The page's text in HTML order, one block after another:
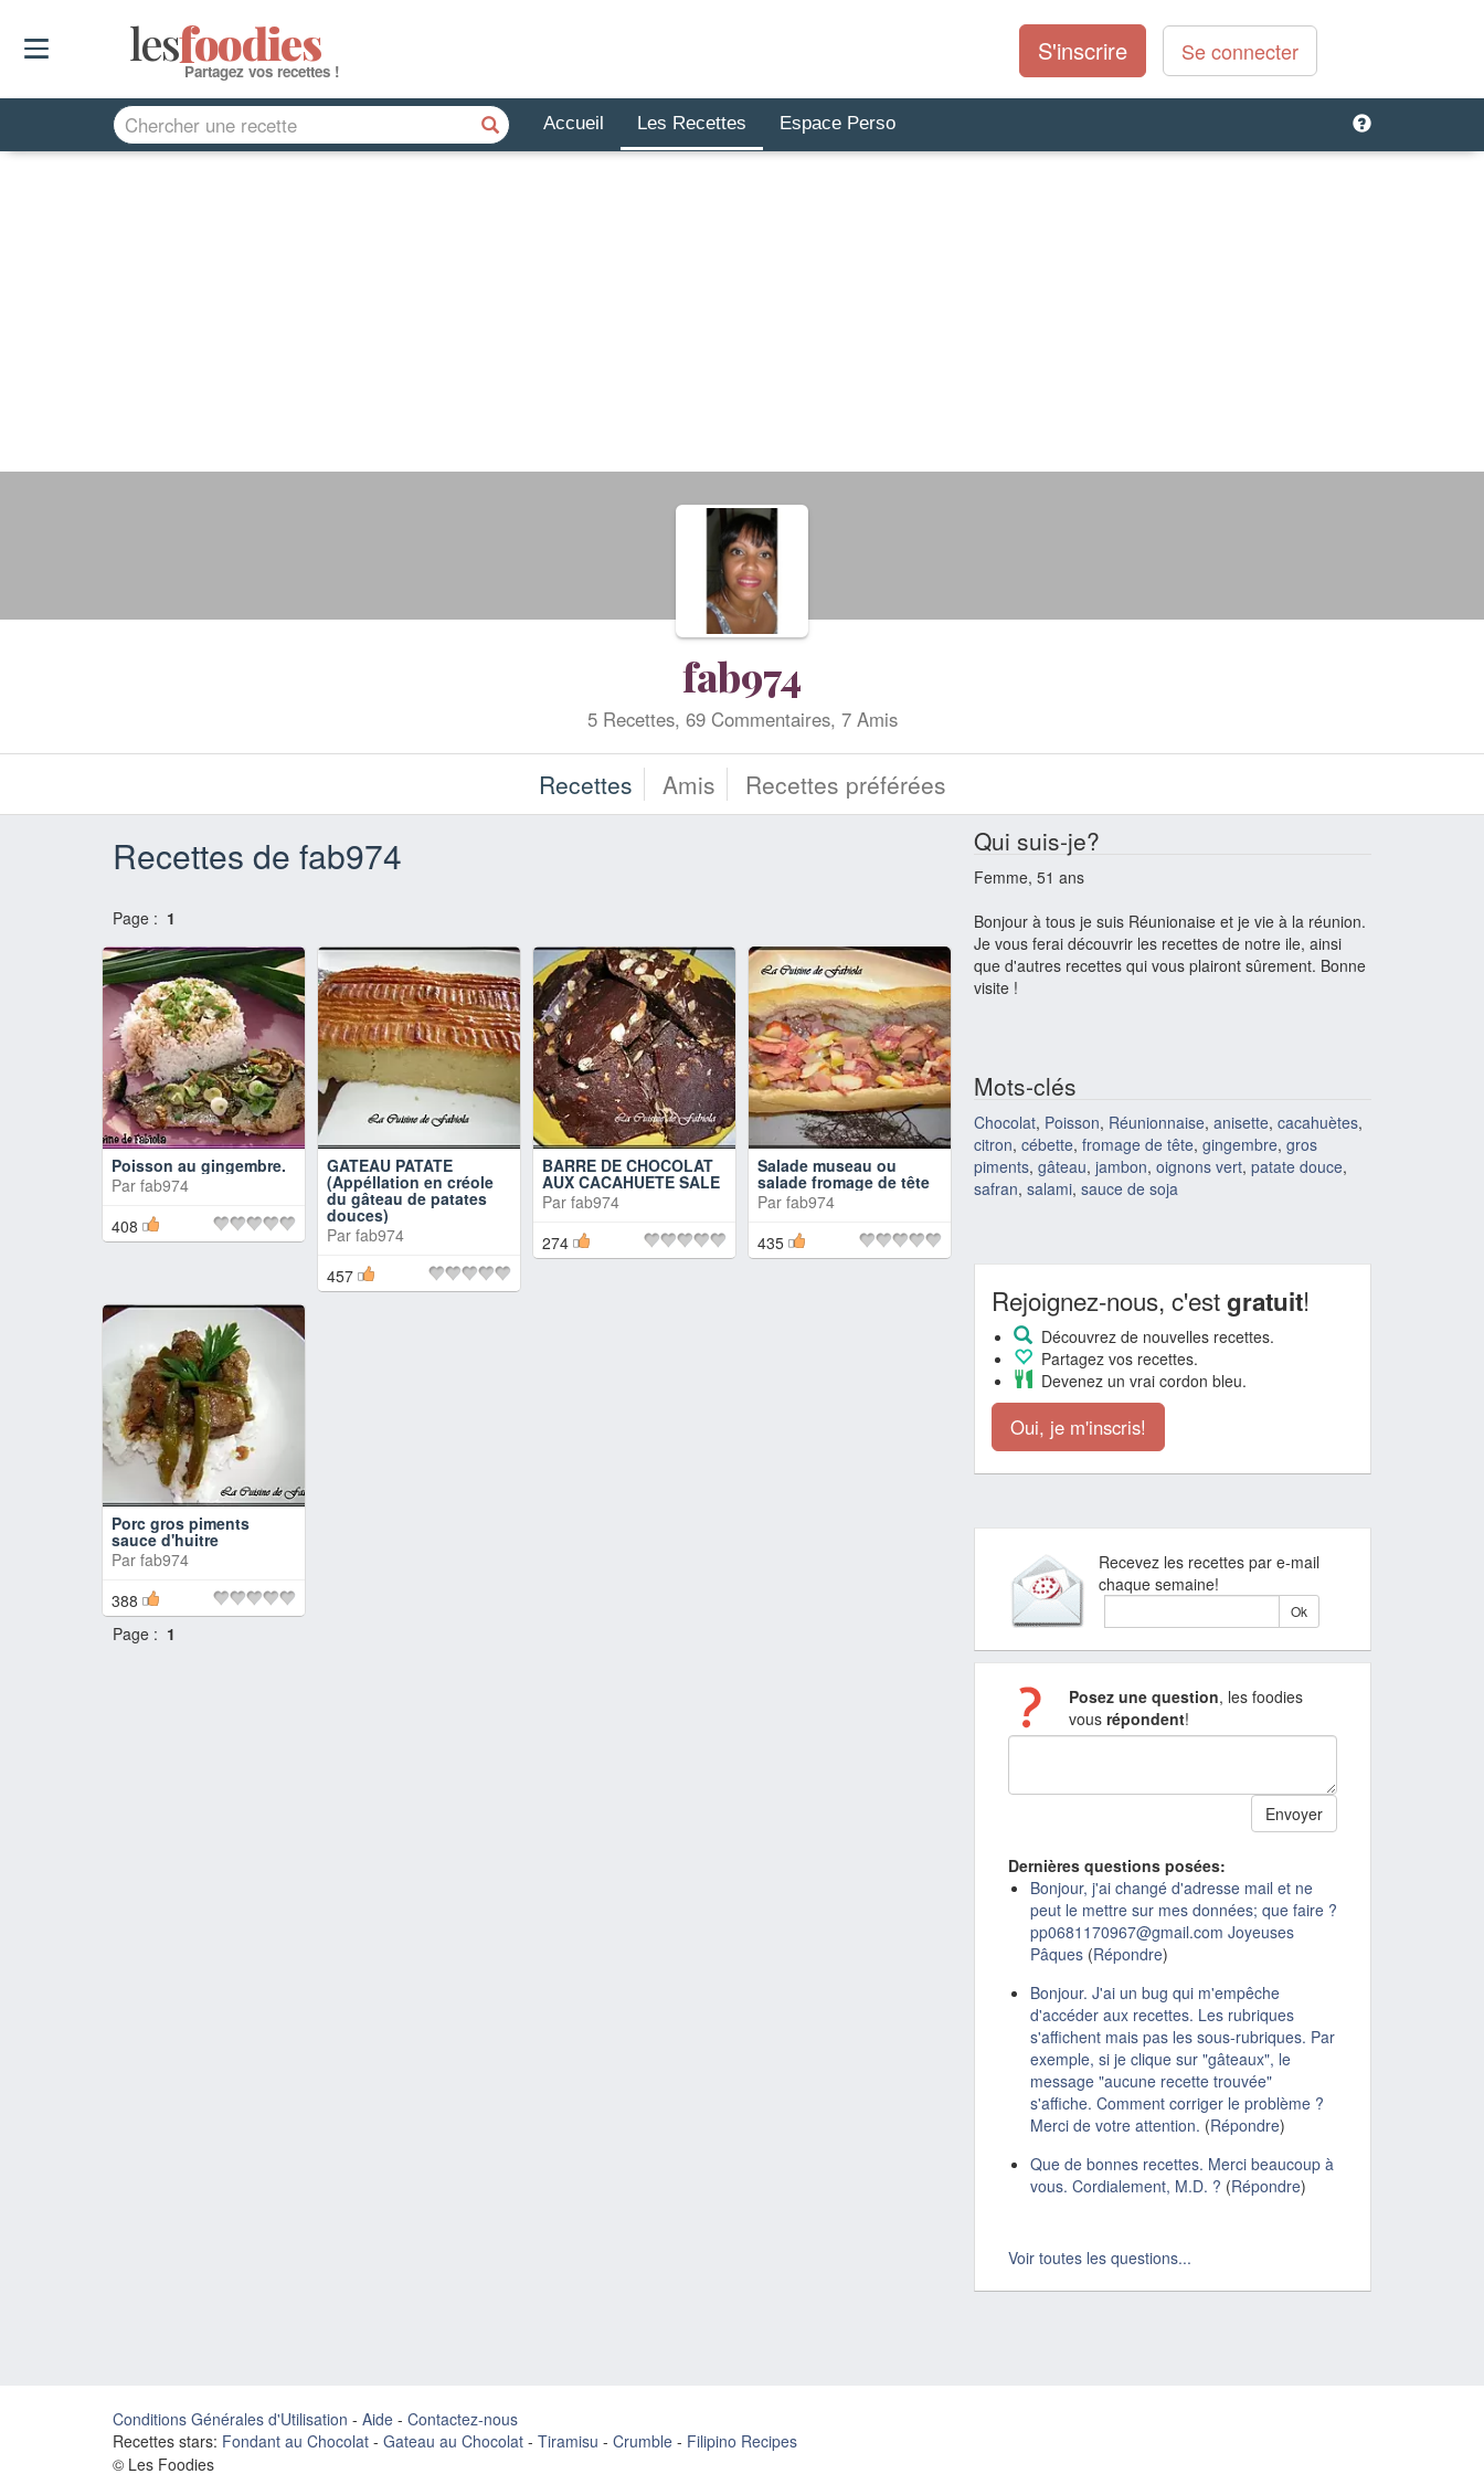
lesfoodies
Partagez vos recettes !
S'inscrire Se connecter
Accueil Les Recettes Espace Perso
fab974
5 Recettes, 69 Commentaires, 7 Amis
Recettes Amis Recettes préférées
Recettes de fab974
Page : 1
Poisson au gingembre.
Par fab974
408
GATEAU PATATE
(Appéllation en créole
du gâteau de patates
douces)
Par fab974
457
BARRE DE CHOCOLAT
AUX CACAHUETE SALE
Par fab974
274
Salade museau ou
salade fromage de tête
Par fab974
435
Porc gros piments
sauce d'huitre
Par fab974
388
Page : 1
Qui suis-je?
Femme, 51 ans
Bonjour à tous je suis Réunionaise et je vie à la réunion.
Je vous ferai découvrir les recettes de notre ile, ainsi
que d'autres recettes qui vous plairont sûrement. Bonne
visite !
Mots-clés
Chocolat, Poisson, Réunionnaise, anisette, cacahuètes,
citron, cébette, fromage de tête, gingembre, gros
piments, gâteau, jambon, oignons vert, patate douce,
safran, salami, sauce de soja
Rejoignez-nous, c'estgratuit!
Découvrez de nouvelles recettes.
Partagez vos recettes.
Devenez un vrai cordon bleu.
Oui, je m'inscris!
Recevez les recettes par e-mail
chaque semaine!
Posez une question, les foodies
vous répondent!
Dernières questions posées:
Bonjour, j'ai changé d'adresse mail et ne
peut le mettre sur mes données; que faire ?
pp0681170967@gmail.com Joyeuses
Pâques (Répondre)
Bonjour. J'ai un bug qui m'empêche
d'accéder aux recettes. Les rubriques
s'affichent mais pas les sous-rubriques. Par
exemple, si je clique sur "gâteaux", le
message "aucune recette trouvée"
s'affiche. Comment corriger le problème ?
Merci de votre attention. (Répondre)
Que de bonnes recettes. Merci beaucoup à
vous. Cordialement, M.D. ? (Répondre)
Voir toutes les questions...
Conditions Générales d'Utilisation - Aide - Contactez-nous
Recettes stars: Fondant au Chocolat - Gateau au Chocolat - Tiramisu - Crumble - Filipino Recipes
© Les Foodies